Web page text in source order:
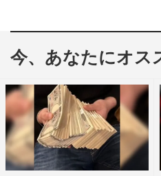
今、あなたにオス